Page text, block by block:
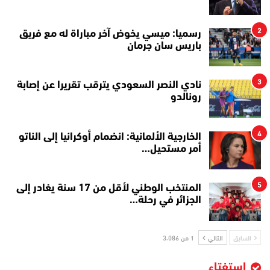
2
رسميا: ميسي يخوض آخر مباراة له مع فريق
باريس سان جرمان
3
نادي النصر السعودي يترقب تقريرا عن إصابة
رونالدو
4
الخارجية الألمانية: انضمام أوكرانيا إلى الناتو
أمر مستحيل…
5
المنتخب الوطني لأقل من 17 سنة يغادر إلى
الجزائر في رحلة…
السابق التالي 1 من 3٬086